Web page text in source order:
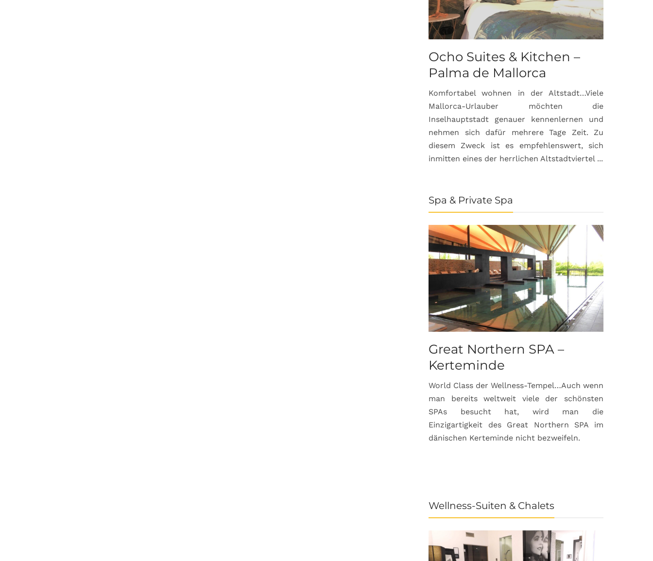
Ocho Suites & Kitchen –
Palma de Mallorca
Komfortabel wohnen in der Altstadt…Viele
Mallorca-Urlauber möchten die
Inselhauptstadt genauer kennenlernen und
nehmen sich dafür mehrere Tage Zeit. Zu
diesem Zweck ist es empfehlenswert, sich
inmitten eines der herrlichen Altstadtviertel ...
Spa & Private Spa
Great Northern SPA –
Kerteminde
World Class der Wellness-Tempel…Auch wenn
man bereits weltweit viele der schönsten
SPAs besucht hat, wird man die
Einzigartigkeit des Great Northern SPA im
dänischen Kerteminde nicht bezweifeln.
Wellness-Suiten & Chalets